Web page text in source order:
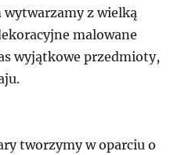
wytwarzamy z wielką
malowane
wyjątkowe przedmioty,
tworzymy w oparciu o